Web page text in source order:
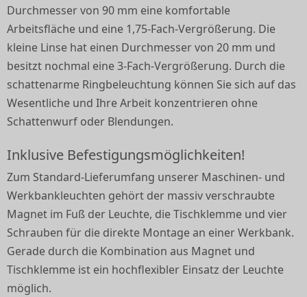
Durchmesser von 90 mm eine komfortable
Arbeitsfläche und eine 1,75-Fach-Vergrößerung. Die
kleine Linse hat einen Durchmesser von 20 mm und
besitzt nochmal eine 3-Fach-Vergrößerung. Durch die
schattenarme Ringbeleuchtung können Sie sich auf das
Wesentliche und Ihre Arbeit konzentrieren ohne
Schattenwurf oder Blendungen.
Inklusive Befestigungsmöglichkeiten!
Zum Standard-Lieferumfang unserer Maschinen- und
Werkbankleuchten gehört der massiv verschraubte
Magnet im Fuß der Leuchte, die Tischklemme und vier
Schrauben für die direkte Montage an einer Werkbank.
Gerade durch die Kombination aus Magnet und
Tischklemme ist ein hochflexibler Einsatz der Leuchte
möglich.